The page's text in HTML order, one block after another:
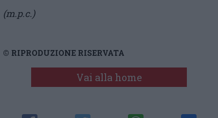
(m.p.c.)
© RIPRODUZIONE RISERVATA
Vai alla home